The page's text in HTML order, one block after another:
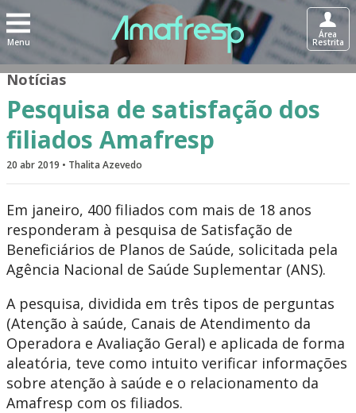
Menu
Área
Restrita
Notícias
Pesquisa de satisfação dos
filiados Amafresp
20 abr 2019 • Thalita Azevedo
Em janeiro, 400 filiados com mais de 18 anos
responderam à pesquisa de Satisfação de
Beneficiários de Planos de Saúde, solicitada pela
Agência Nacional de Saúde Suplementar (ANS).
A pesquisa, dividida em três tipos de perguntas
(Atenção à saúde, Canais de Atendimento da
Operadora e Avaliação Geral) e aplicada de forma
aleatória, teve como intuito verificar informações
sobre atenção à saúde e o relacionamento da
Amafresp com os filiados.